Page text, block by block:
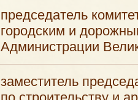
председатель
городским и
Администрации
заместитель